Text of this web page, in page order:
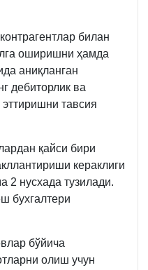
билан
оширишни ҳамда
аниқланган
дебиторлик ва
эттиришни тавсия
қайси бири
кераклиги
2 нусхада тузилади.
бухгалтери
бўйича
олиш учун